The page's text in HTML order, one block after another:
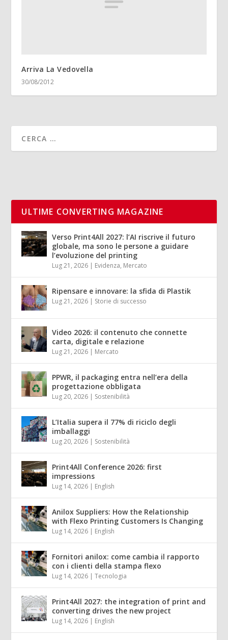
Arriva La Vedovella
30/08/2012
ULTIME CONVERTING MAGAZINE
Verso Print4All 2027: l’AI riscrive il futuro
globale, ma sono le persone a guidare
l’evoluzione del printing
Lug 21, 2026 | Evidenza, Mercato
Ripensare e innovare: la sfida di Plastik
Lug 21, 2026 | Storie di successo
Video 2026: il contenuto che connette
carta, digitale e relazione
Lug 21, 2026 | Mercato
PPWR, il packaging entra nell’era della
progettazione obbligata
Lug 20, 2026 | Sostenibilità
L’Italia supera il 77% di riciclo degli
imballaggi
Lug 20, 2026 | Sostenibilità
Print4All Conference 2026: first
impressions
Lug 14, 2026 | English
Anilox Suppliers: How the Relationship
with Flexo Printing Customers Is Changing
Lug 14, 2026 | English
Fornitori anilox: come cambia il rapporto
con i clienti della stampa flexo
Lug 14, 2026 |Tecnologia
Print4All 2027: the integration of print and
converting drives the new project
Lug 14, 2026 | English